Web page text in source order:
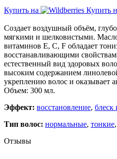
Купить на Купить
Создает воздушный объём,
мягкими и шелковистыми.
витаминов Е, С, F обладает
восстанавливающими
естественный вид здоровых
высоким содержанием
укреплению волос и оказывает
Объем: 300 мл.
Эффект: восстановление, блеск
Тип волос: нормальные, тонкие,
Отзывы